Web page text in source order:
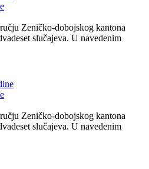
Zeničko-dobojskog kantona
slučajeva. U navedenim
Zeničko-dobojskog kantona
slučajeva. U navedenim